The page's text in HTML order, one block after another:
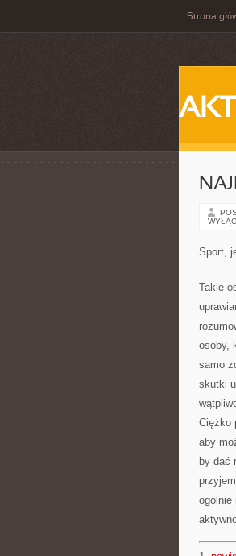
Strona
Sport,
Takie
osoby,
samo
skutki
Ciężko
aby
by dać
ogólnie